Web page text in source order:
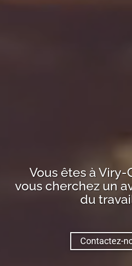
Vous êtes à Viry-
vous cherchez un
du
Contactez-